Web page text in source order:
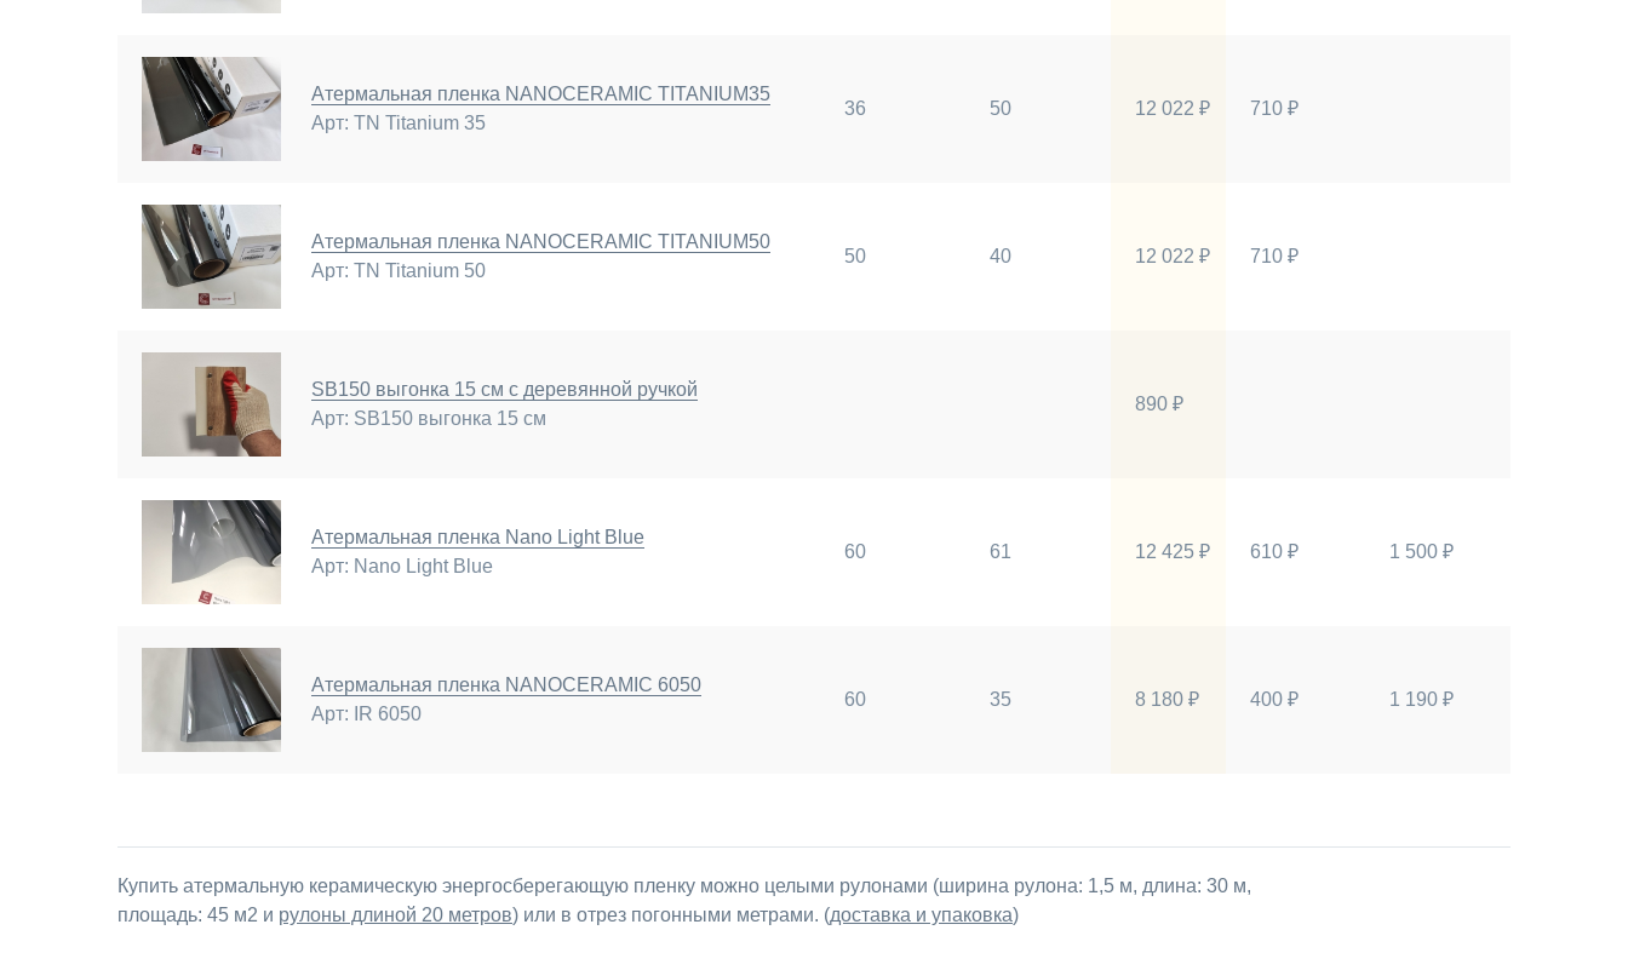
Атермальная пленка NANOCERAMIC TITANIUM35
Арт: TN Titanium 35
36 50 12 022 ₽ 710 ₽
Атермальная пленка NANOCERAMIC TITANIUM50
Арт: TN Titanium 50
50 40 12 022 ₽ 710 ₽
SB150 выгонка 15 см с деревянной ручкой
Арт: SB150 выгонка 15 см
890 ₽
Атермальная пленка Nano Light Blue
Арт: Nano Light Blue
60 61 12 425 ₽ 610 ₽ 1 500 ₽
Атермальная пленка NANOCERAMIC 6050
Арт: IR 6050
60 35 8 180 ₽ 400 ₽ 1 190 ₽
Купить атермальную керамическую энергосберегающую пленку можно целыми рулонами (ширина рулона: 1,5 м, длина: 30 м,
площадь: 45 м2 и рулоны длиной 20 метров) или в отрез погонными метрами. (доставка и упаковка)